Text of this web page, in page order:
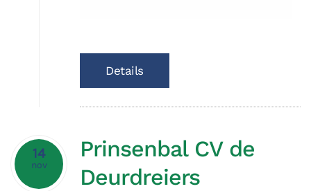
Details
14
nov
Prinsenbal CV de
Deurdreiers